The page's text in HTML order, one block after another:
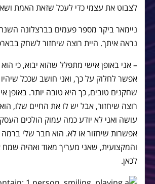
לצבוט את עצמי כדי לעכל שזאת האמת
ניימאר ביקר מספר פעמים בברצלונה
נראה איתך. היית רוצה שיחזור לשחק
– אני באופן אישי מתפלל שהוא יבוא, כי
אפשר לחלוק על כך, ואני חושב שככל
שחקנים טובים, כך היא טובה יותר. באופן
רוצה שיחזור, אבל יש לו את החיים שלו,
עושה ואני לא יודע כמה עמוק הולכים
אפשרות שיחזור או לא. הוא חבר שלי
והמקצועית, שאני מעריך מאוד ואהיה שמח
לכאן.